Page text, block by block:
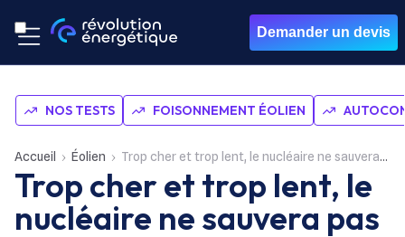
Demander un devis
NOS TESTS FOISONNEMENT ÉOLIEN
Accueil Éolien Trop cher et trop lent, le nucléaire ne sauvera pas le climat
Trop cher et trop lent, le
nucléaire ne sauvera pas